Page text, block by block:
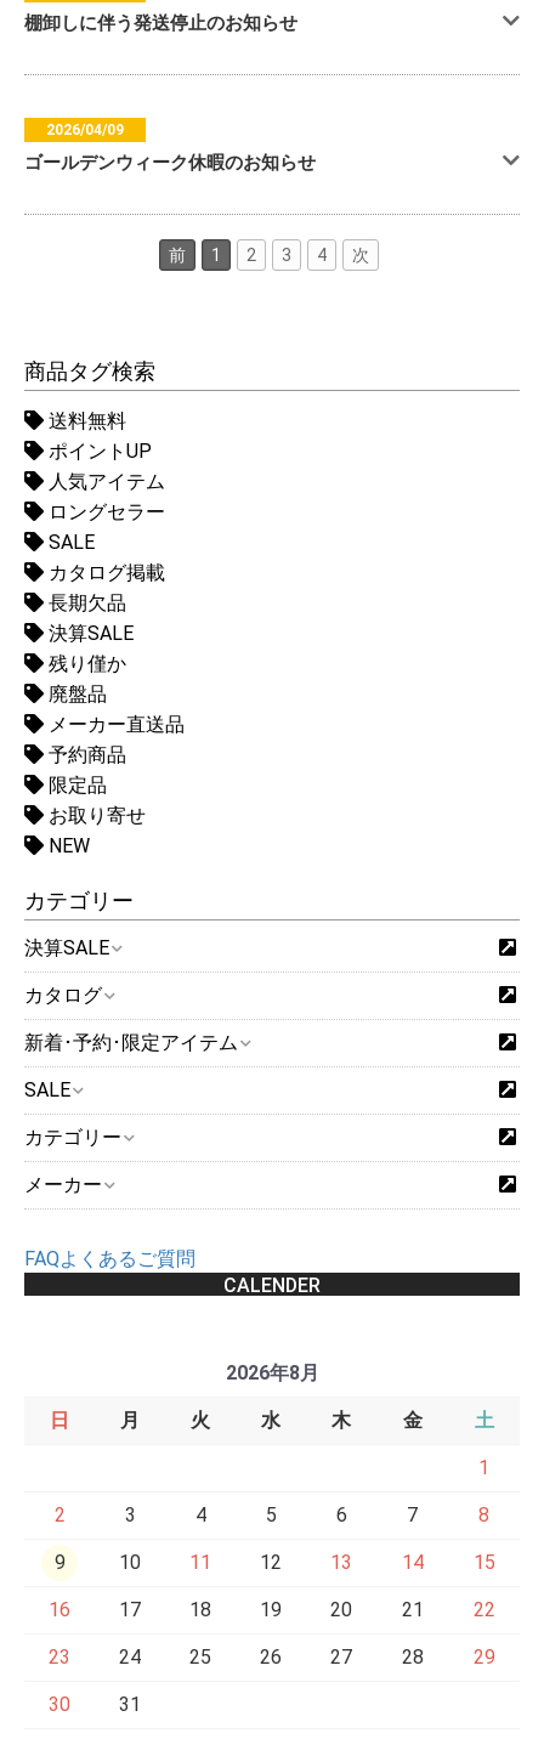
棚卸しに伴う発送停止のお知らせ
2026/04/09
ゴールデンウィーク休暇のお知らせ
前 1 2 3 4 次
商品タグ検索
送料無料
ポイントUP
人気アイテム
ロングセラー
SALE
カタログ掲載
長期欠品
決算SALE
残り僅か
廃盤品
メーカー直送品
予約商品
限定品
お取り寄せ
NEW
カテゴリー
決算SALE
カタログ
新着･予約･限定アイテム
SALE
カテゴリー
メーカー
FAQよくあるご質問
CALENDER
2026年8月
日 月 火 水 木 金 土
1
2 3 4 5 6 7 8
9 10 11 12 13 14 15
16 17 18 19 20 21 22
23 24 25 26 27 28 29
30 31